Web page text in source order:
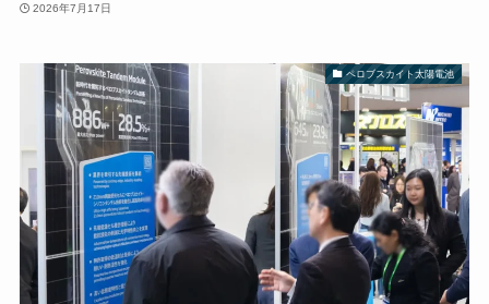
2026年7月17日
ペロブスカイト太陽電池